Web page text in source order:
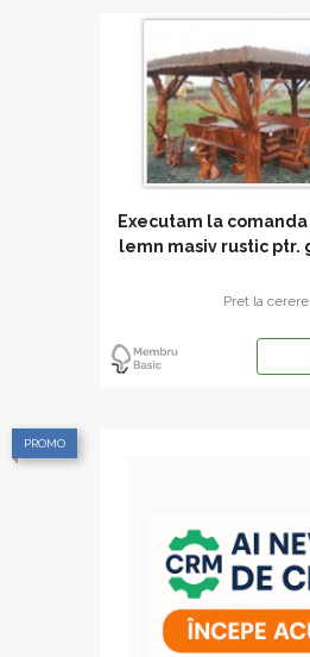
Executam la
lemn masiv rustic ptr.
Pret la cerere
PROMO